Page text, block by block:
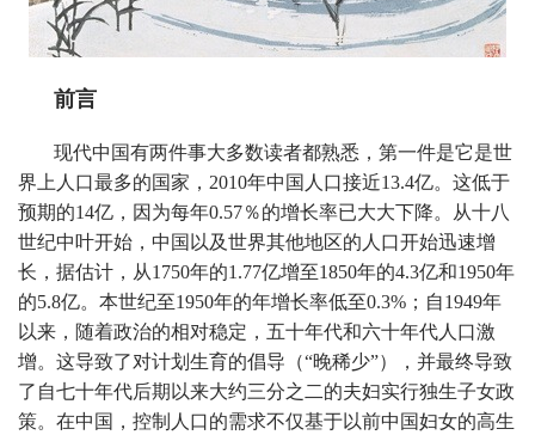
前言
现代中国有两件事大多数读者都熟悉，第一件是它是世
界上人口最多的国家，2010年中国人口接近13.4亿。这低于
预期的14亿，因为每年0.57％的增长率已大大下降。从十八
世纪中叶开始，中国以及世界其他地区的人口开始迅速增
长，据估计，从1750年的1.77亿增至1850年的4.3亿和1950年
的5.8亿。本世纪至1950年的年增长率低至0.3%；自1949年
以来，随着政治的相对稳定，五十年代和六十年代人口激
增。这导致了对计划生育的倡导（“晚稀少”），并最终导致
了自七十年代后期以来大约三分之二的夫妇实行独生子女政
策。在中国，控制人口的需求不仅基于以前中国妇女的高生